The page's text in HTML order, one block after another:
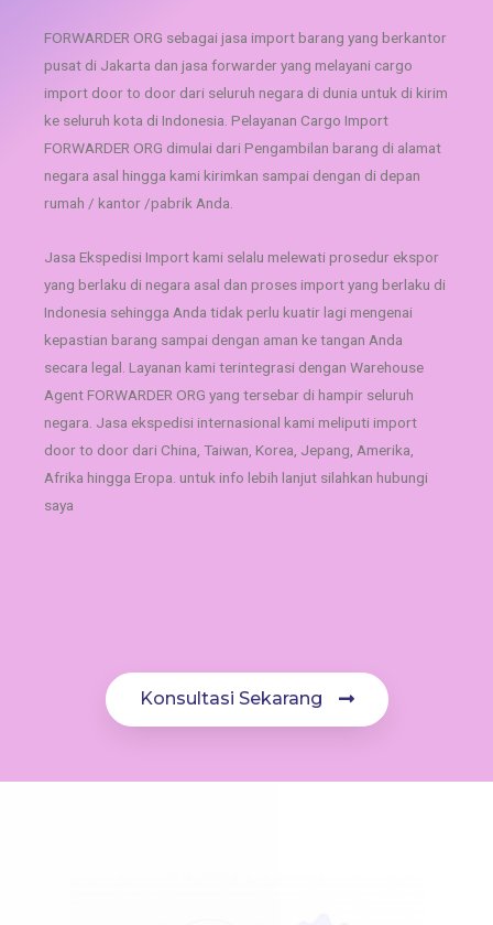
FORWARDER ORG sebagai jasa import barang yang berkantor
pusat di Jakarta dan jasa forwarder yang melayani cargo
import door to door dari seluruh negara di dunia untuk di kirim
ke seluruh kota di Indonesia. Pelayanan Cargo Import
FORWARDER ORG dimulai dari Pengambilan barang di alamat
negara asal hingga kami kirimkan sampai dengan di depan
rumah / kantor /pabrik Anda.
Jasa Ekspedisi Import kami selalu melewati prosedur ekspor
yang berlaku di negara asal dan proses import yang berlaku di
Indonesia sehingga Anda tidak perlu kuatir lagi mengenai
kepastian barang sampai dengan aman ke tangan Anda
secara legal. Layanan kami terintegrasi dengan Warehouse
Agent FORWARDER ORG yang tersebar di hampir seluruh
negara. Jasa ekspedisi internasional kami meliputi import
door to door dari China, Taiwan, Korea, Jepang, Amerika,
Afrika hingga Eropa. untuk info lebih lanjut silahkan hubungi
saya
Konsultasi Sekarang